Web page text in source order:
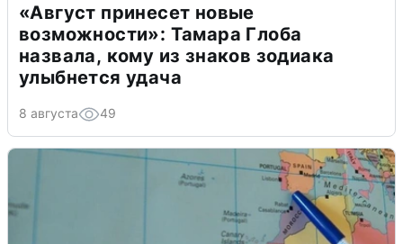
«Август принесет новые
возможности»: Тамара Глоба
назвала, кому из знаков зодиака
улыбнется удача
8 августа 49